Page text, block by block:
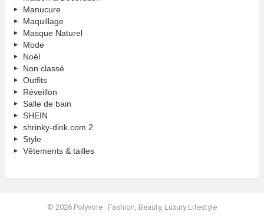
Manucure
Maquillage
Masque Naturel
Mode
Noël
Non classé
Outfits
Réveillon
Salle de bain
SHEIN
shrinky-dink.com 2
Style
Vêtements & tailles
© 2026 Polyvore : Fashion, Beauty, Luxury Lifestyle